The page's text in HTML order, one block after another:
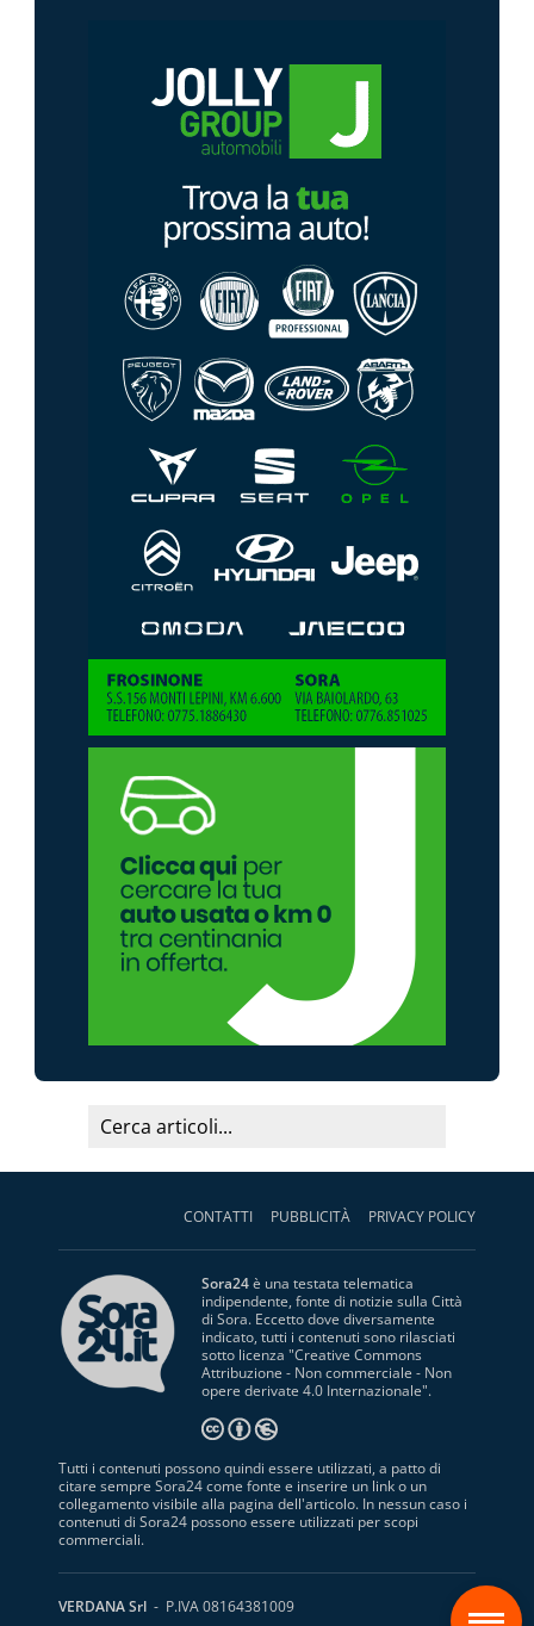
CONTATTI PUBBLICITÀ PRIVACY POLICY
Sora24è una testata telematica
indipendente, fonte di notizie sulla Città
di Sora. Eccetto dove diversamente
indicato, tutti i contenuti sono rilasciati
sotto licenza "Creative Commons
Attribuzione - Non commerciale - Non
opere derivate 4.0 Internazionale".
Tutti i contenuti possono quindi essere utilizzati, a patto di
citare sempre Sora24 come fonte e inserire un link o un
collegamento visibile alla pagina dell'articolo. In nessun caso i
contenuti di Sora24 possono essere utilizzati per scopi
commerciali.
VERDANA Srl - P.IVA 08164381009